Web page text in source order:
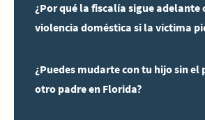
¿Por qué la fiscalía sigue adelante
violencia doméstica si la víctima
¿Puedes mudarte con tu hijo sin el
otro padre en Florida?